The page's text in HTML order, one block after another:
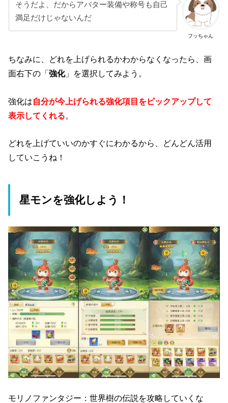
フッちゃん
そうだよ、だからアバター装備や称号も自己
満足だけじゃないんだ
ちなみに、どれを上げられるかわからなくなったら、画
面右下の「強化」を選択してみよう。
強化は自分が今上げられる強化項目をピックアップして
表示してくれる。
どれを上げていいのかすぐにわかるから、どんどん活用
していこうね！
星モンを強化しよう！
モリノファンタジー：世界樹の伝説を攻略していくな